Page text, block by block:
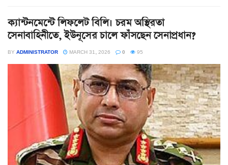
ক্যান্টনমেন্টে লিফলেট বিলি। চরম অস্থিরতা
সেনাবাহিনীতে, ইউনূসের চালে ফাঁসছেন সেনাপ্রধান?
BY ADMINISTRATOR MARCH 31, 2026 0 95